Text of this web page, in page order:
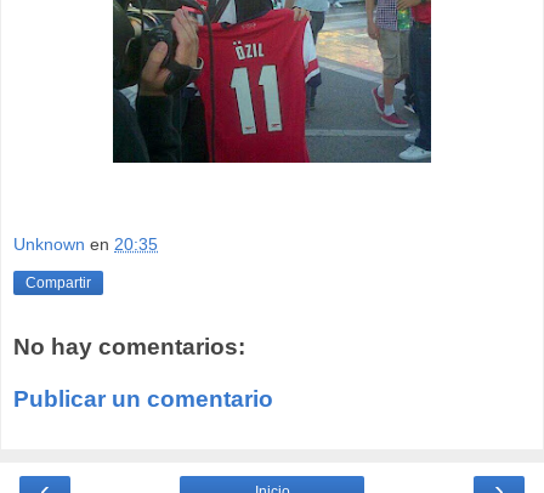
Unknown en 20:35
Compartir
No hay comentarios:
Publicar un comentario